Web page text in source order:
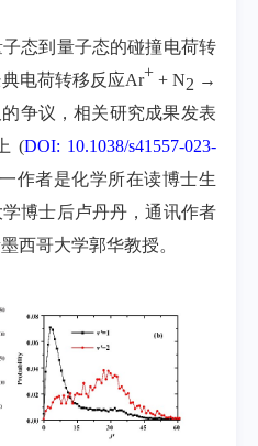
态到量子态的碰撞电荷转
电荷转移反应Ar+ + N2 →
争议，相关研究成果发表
(DOI: 10.1038/s41557-023-
作者是化学所在读博士生
博士后卢丹丹，通讯作者
西哥大学郭华教授。